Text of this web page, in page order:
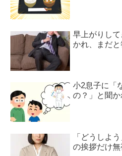
早上がりし
かれ、まだ
小2息子に「
の？」と聞
「どうしよ
の挨拶だけ